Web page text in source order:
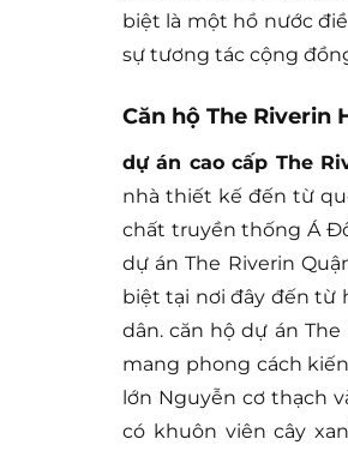
biệt là một hồ nước
sự tương tác cộng
Căn hộ The Riverin
dự án cao cấp The
nhà thiết kế đến từ
chất truyền thống Á
dự án The Riverin
biệt tại nơi đây đến từ
dân. căn hộ dự án
mang phong cách
lớn Nguyễn cơ thạch
có khuôn viên cây